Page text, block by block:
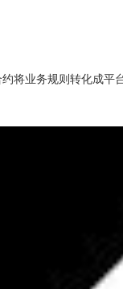
将业务规则转化成平